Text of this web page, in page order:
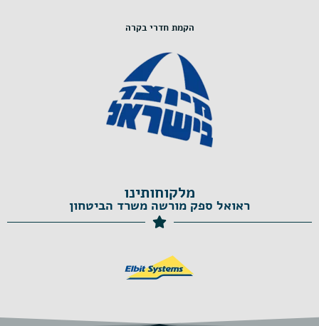
הקמת חדרי בקרה
מלקוחותינו
ראואל ספק מורשה משרד הביטחון